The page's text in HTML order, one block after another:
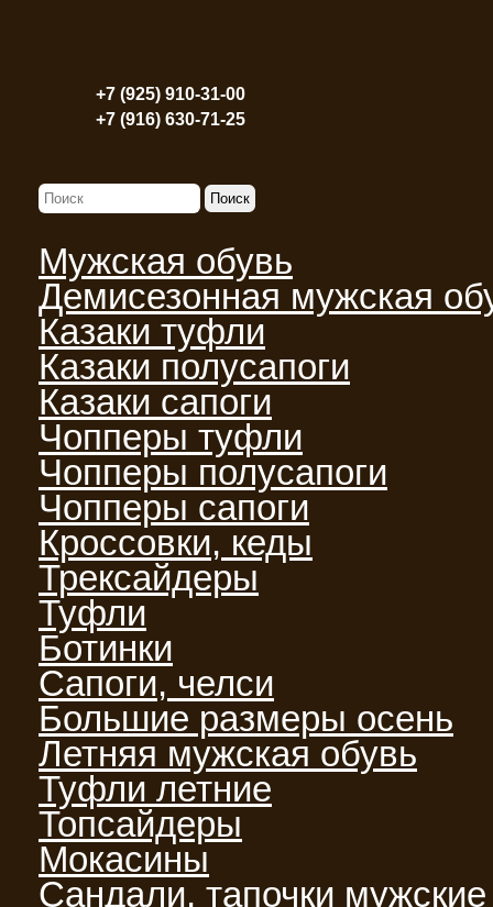
+7 (925) 910-31-00
+7 (916) 630-71-25
Мужская обувь
Демисезонная мужская
Казаки туфли
Казаки полусапоги
Казаки сапоги
Чопперы туфли
Чопперы полусапоги
Чопперы сапоги
Кроссовки, кеды
Трексайдеры
Туфли
Ботинки
Сапоги, челси
Большие размеры осень
Летняя мужская обувь
Туфли летние
Топсайдеры
Мокасины
Сандали, тапочки мужские